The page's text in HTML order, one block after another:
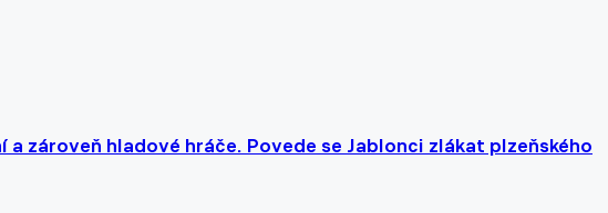
zároveň hladové hráče. Povede se Jablonci zlákat plzeňského